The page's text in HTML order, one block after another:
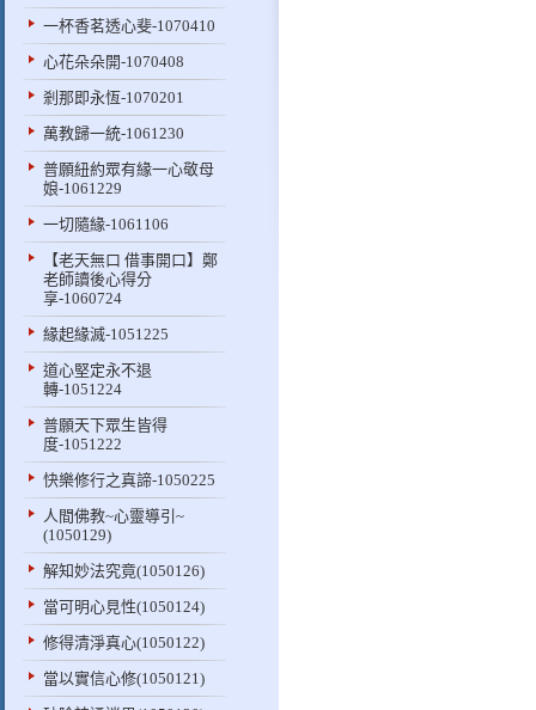
一杯香茗透心斐-1070410
心花朵朵開-1070408
剎那即永恆-1070201
萬教歸一統-1061230
普願紐約眾有緣一心敬母
娘-1061229
一切隨緣-1061106
【老天無口 借事開口】鄭
老師讀後心得分
享-1060724
緣起緣滅-1051225
道心堅定永不退
轉-1051224
普願天下眾生皆得
度-1051222
快樂修行之真諦-1050225
人間佛教~心靈導引~
(1050129)
解知妙法究竟(1050126)
當可明心見性(1050124)
修得清淨真心(1050122)
當以實信心修(1050121)